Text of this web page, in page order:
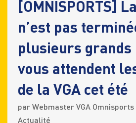
[OMNISPORTS]
n’est pas
plusieurs grands
vous attendent
de la VGA cet été
par Webmaster VGA Omnisports
Actualité